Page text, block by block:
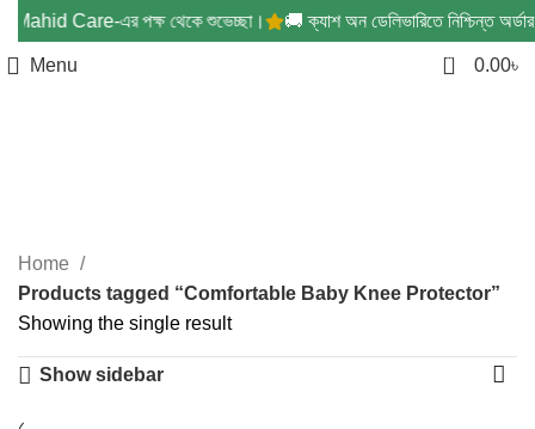
– Mahid Care-এর পক্ষ থেকে শুভেচ্ছা। 🚚 ক্যাশ অন ডেলিভারিতে নিশ্চিন্ত
Menu 0 0.00৳
Home
Products tagged “Comfortable Baby Knee Protector”
Showing the single result
Show sidebar